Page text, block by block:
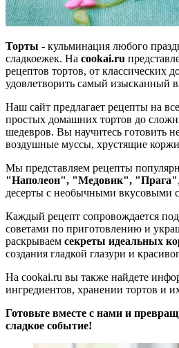
Торты - кульминация любого
сладкоежек. На cookai.ru
рецептов тортов, от классических
удовлетворить самый изысканный
Наш сайт предлагает рецепты на
простых домашних тортов до
шедевров. Вы научитесь готовить
воздушные муссы, хрустящие
Мы представляем рецепты
"Наполеон", "Медовик", "Прага"
десерты с необычными вкусовыми
Каждый рецепт сопровождается
советами по приготовлению и
раскрываем секреты идеальных
создания гладкой глазури и
На cookai.ru вы также найдете
ингредиентов, хранении тортов и
Готовьте вместе с нами и
сладкое событие!